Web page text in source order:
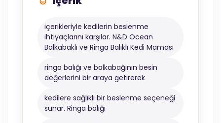
içerikleriyle kedilerin beslenme
ihtiyaçlarını karşılar. N&D Ocean
Balkabaklı ve Ringa Balıklı Kedi Maması
ringa balığı ve balkabağının besin
değerlerini bir araya getirerek
kedilere sağlıklı bir beslenme seçeneği
sunar. Ringa balığı